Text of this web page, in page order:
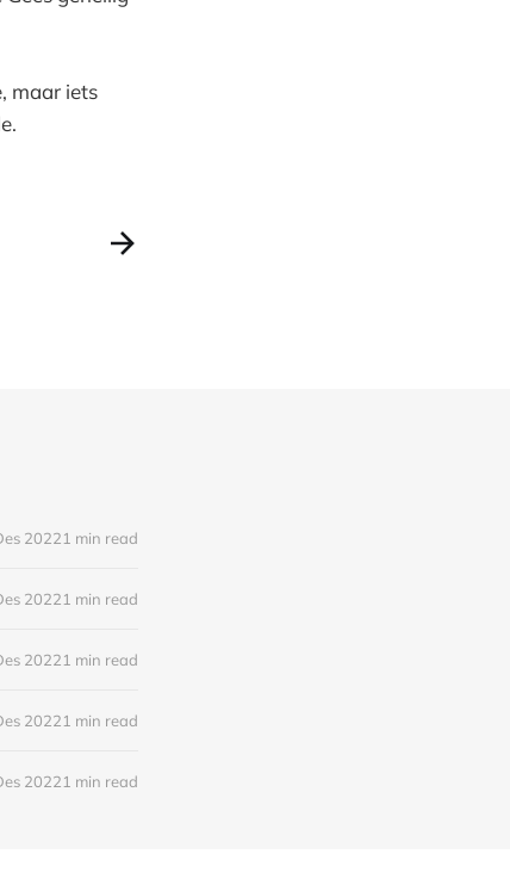
maar iets
20221 min read
20221 min read
20221 min read
20221 min read
20221 min read